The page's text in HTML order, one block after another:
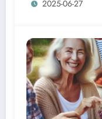
2025-06-27